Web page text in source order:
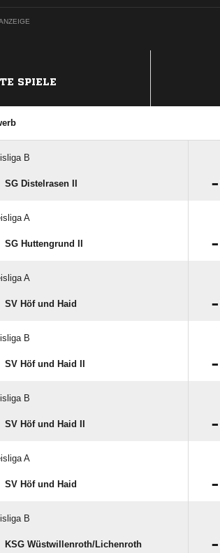
SPIELE
B
SG Distelrasen II 
A
SG Huttengrund II 
A
SV Höf und Haid 
B
SV Höf und Haid II 
B
SV Höf und Haid II 
A
SV Höf und Haid 
B
KSG Wüstwillenroth/​Lichenroth 